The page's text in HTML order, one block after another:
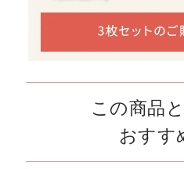
この商品
おすす